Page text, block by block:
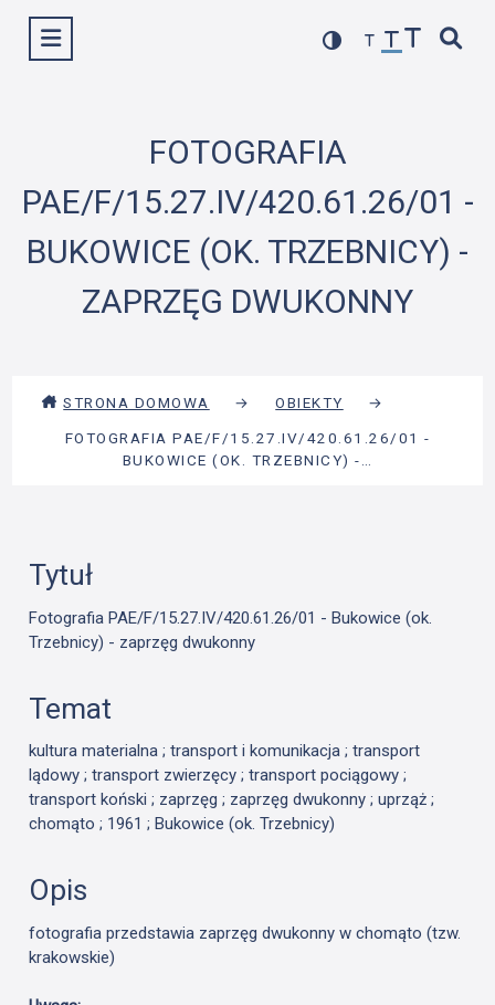
Wyświetl menu
FOTOGRAFIA
PAE/F/15.27.IV/420.61.26/01 -
BUKOWICE (OK. TRZEBNICY) -
ZAPRZĘG DWUKONNY
STRONA DOMOWA → OBIEKTY
→
FOTOGRAFIA PAE/F/15.27.IV/420.61.26/01 -
BUKOWICE (OK. TRZEBNICY) -…
Tytuł
Fotografia PAE/F/15.27.IV/420.61.26/01 - Bukowice (ok.
Trzebnicy) - zaprzęg dwukonny
Temat
kultura materialna ; transport i komunikacja ; transport
lądowy ; transport zwierzęcy ; transport pociągowy ;
transport koński ; zaprzęg ; zaprzęg dwukonny ; uprząż ;
chomąto ; 1961 ; Bukowice (ok. Trzebnicy)
Opis
fotografia przedstawia zaprzęg dwukonny w chomąto (tzw.
krakowskie)